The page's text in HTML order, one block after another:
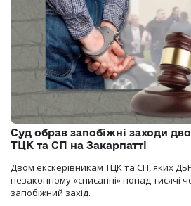
Суд обрав запобіжні заходи
ТЦК та СП на Закарпатті
Двом екскерівникам ТЦК та СП, яких
незаконному «списанні» понад тисячі
запобіжний захід.